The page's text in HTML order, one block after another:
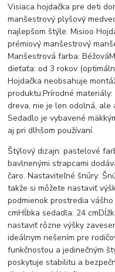
Visiaca hojdačka pre deti
manšestrový plyšový
najlepšom štýle. Misioo
prémiový manšestrový
Manšestrová farba:
dieťaťa: od 3 rokov
Hojdačka neobsahuje
produktu:Prírodné
dreva, nie je len odolná, ale
Sedadlo je vybavené
aj pri dlhšom používaní.
Štýlový dizajn: pastelové
bavlnenými strapcami
čaro. Nastaviteľné šnúry:
takže si môžete nastaviť
podmienok prostredia
cmHĺbka sedadla: 24
nastaviť rôzne výšky
ideálnym riešením pre
funkčnosťou a jedinečným
poskytuje stabilitu a